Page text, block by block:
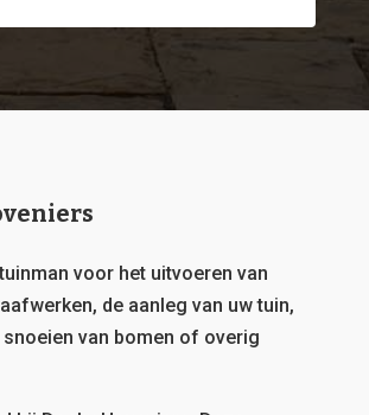
voor het uitvoeren van
de aanleg van uw tuin,
van bomen of overig